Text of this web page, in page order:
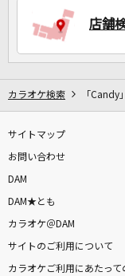
店舗
カラオケ検索 「Candy
サイトマップ
お問い合わせ
DAM
DAM★とも
カラオケ＠DAM
サイトのご利用について
カラオケご利用にあたって